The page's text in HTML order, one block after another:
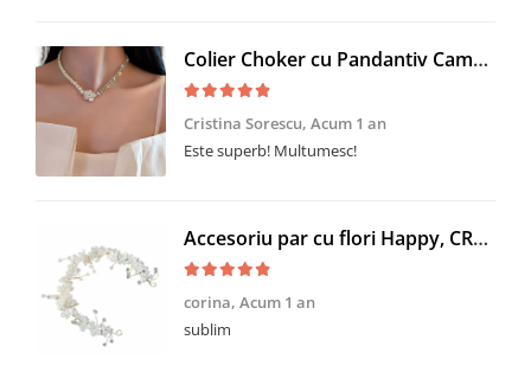
Colier Choker cu Pandantiv Camellia, Alb-Auriu, CRM, cu Perluțe și Cristale, 33+5 cm
Cristina Sorescu, Acum 1 an
Este superb! Multumesc!
Accesoriu par cu flori Happy, CRM, model modelator, delicat, 30 cm, alb-auriu
corina, Acum 1 an
sublim